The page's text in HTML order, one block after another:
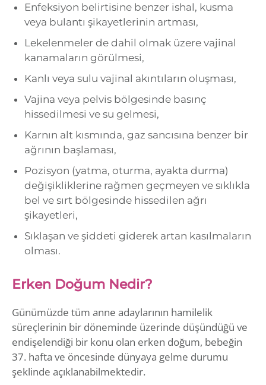
Enfeksiyon belirtisine benzer ishal, kusma
veya bulantı şikayetlerinin artması,
Lekelenmeler de dahil olmak üzere vajinal
kanamaların görülmesi,
Kanlı veya sulu vajinal akıntıların oluşması,
Vajina veya pelvis bölgesinde basınç
hissedilmesi ve su gelmesi,
Karnın alt kısmında, gaz sancısına benzer bir
ağrının başlaması,
Pozisyon (yatma, oturma, ayakta durma)
değişikliklerine rağmen geçmeyen ve sıklıkla
bel ve sırt bölgesinde hissedilen ağrı
şikayetleri,
Sıklaşan ve şiddeti giderek artan kasılmaların
olması.
Erken Doğum Nedir?
Günümüzde tüm anne adaylarının hamilelik
süreçlerinin bir döneminde üzerinde düşündüğü ve
endişelendiği bir konu olan erken doğum, bebeğin
37. hafta ve öncesinde dünyaya gelme durumu
şeklinde açıklanabilmektedir.